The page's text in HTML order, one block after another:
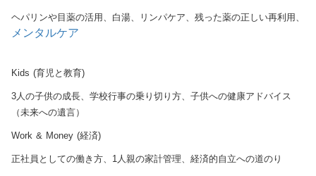
ヘパリンや目薬の活用、白湯、リンパケア、残った薬の正しい再利用、
メンタルケア
Kids (育児と教育)
3人の子供の成長、学校行事の乗り切り方、子供への健康アドバイス
（未来への遺言）
Work & Money (経済)
正社員としての働き方、1人親の家計管理、経済的自立への道のり